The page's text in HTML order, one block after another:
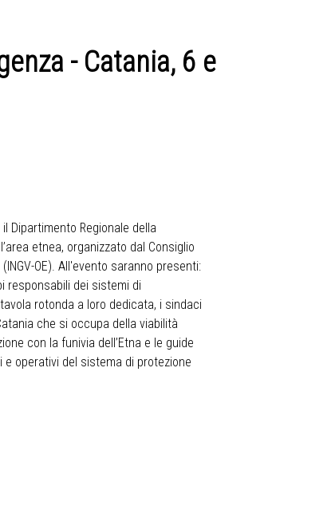
- Catania, 6 e
Dipartimento Regionale della
etnea, organizzato dal Consiglio
OE). All'evento saranno presenti:
responsabili dei sistemi di
rotonda a loro dedicata, i sindaci
che si occupa della viabilità
con la funivia dell’Etna e le guide
e operativi del sistema di protezione